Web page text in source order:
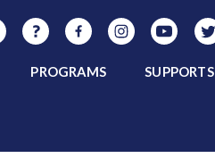
PROGRAMS SUPPORTS